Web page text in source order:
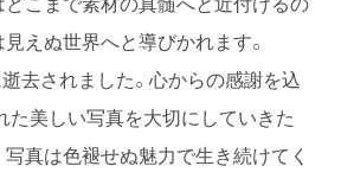
えぬ世界へと導びかれます。
去されました。心からの感謝を込
た美しい写真を大切にしていきた
真は色褪せぬ魅力で生き続けてく